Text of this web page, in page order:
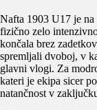
Nafta 1903 U17 je na
fizično zelo
končala brez
spremljali dvoboj, v
glavni vlogi. Za
kateri je ekipa sicer
natančnost v